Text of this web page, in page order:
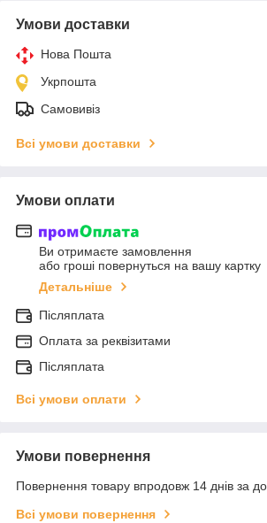
Умови доставки
Нова Пошта
Укрпошта
Самовивіз
Всі умови доставки
Умови оплати
Ви отримаєте замовлення
або гроші повернуться на вашу картку
Детальніше
Післяплата
Оплата за реквізитами
Післяплата
Всі умови оплати
Умови повернення
Повернення товару впродовж 14 днів за
Всі умови повернення